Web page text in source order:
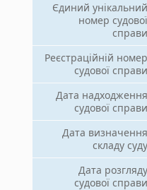
Єдиний унікальний
номер судової
справи
Реєстраційній номер
судової справи
Дата надходження
судової справи
Дата визначення
складу суду
Дата розгляду
судової справи